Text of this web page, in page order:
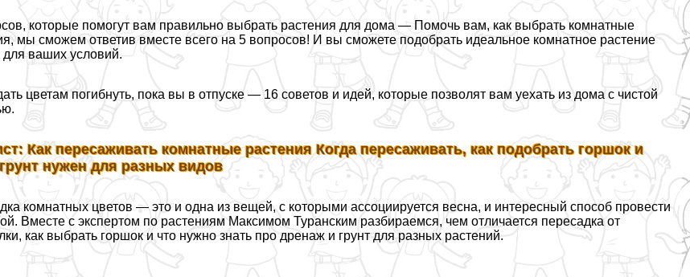
которые помогут вам правильно выбрать растения для дома — Помочь вам, как выбрать комнатные
мы сможем ответив вместе всего на 5 вопросов! И вы сможете подобрать идеальное комнатное растение
ваших условий.
цветам погибнуть, пока вы в отпуске — 16 советов и идей, которые позволят вам уехать из дома с чистой
Как пересаживать комнатные растения Когда пересаживать, как подобрать горшок и
нужен для разных видов
комнатных цветов — это и одна из вещей, с которыми ассоциируется весна, и интересный способ провести
Вместе с экспертом по растениям Максимом Туранским разбираемся, чем отличается пересадка от
как выбрать горшок и что нужно знать про дренаж и грунт для разных растений.